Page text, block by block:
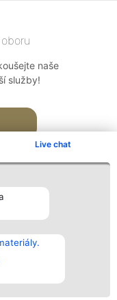
Live chat
naše
služby!
Kontakt